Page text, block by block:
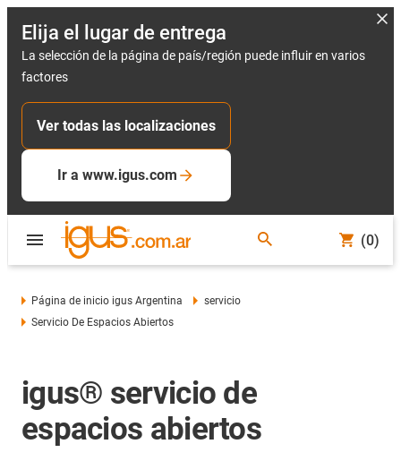
Elija el lugar de entrega
La selección de la página de país/región puede influir en varios
factores
Ver todas las localizaciones
Ir a www.igus.com
(0)
Página de inicio igus Argentina
servicio
Servicio De Espacios Abiertos
igus® servicio de
espacios abiertos